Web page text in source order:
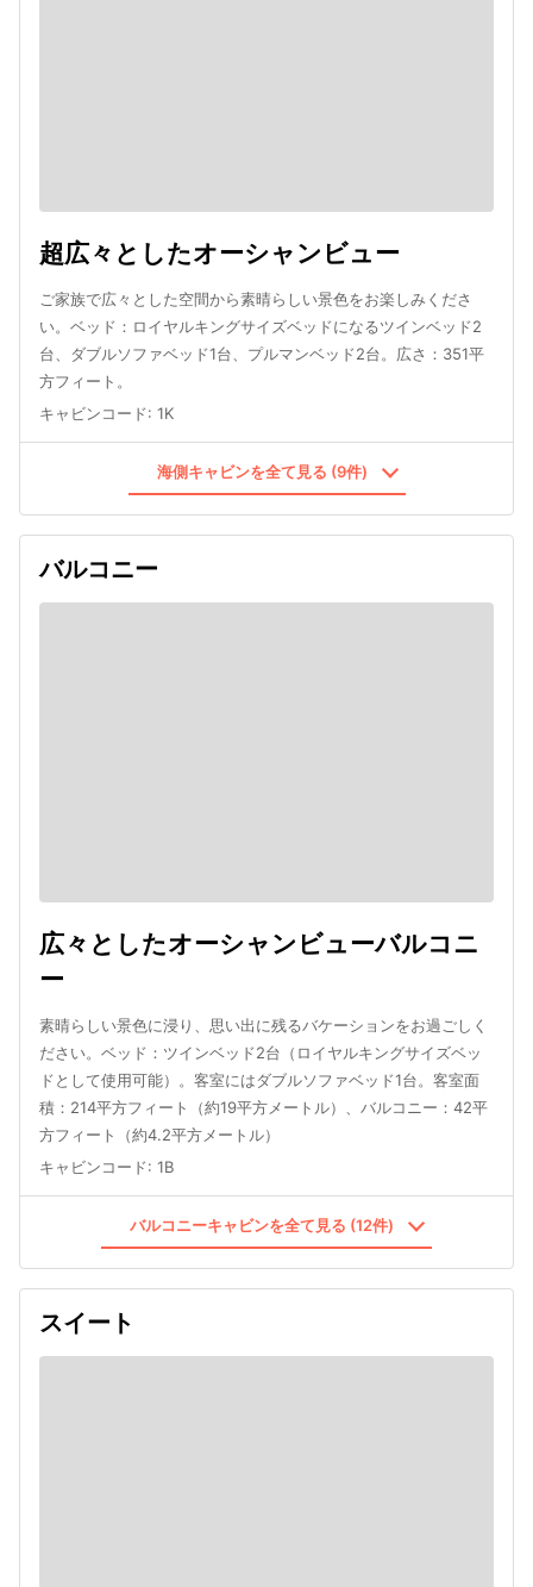
超広々としたオーシャンビュー
ご家族で広々とした空間から素晴らしい景色をお楽しみくださ
い。ベッド：ロイヤルキングサイズベッドになるツインベッド2
台、ダブルソファベッド1台、プルマンベッド2台。広さ：351平
方フィート。
キャビンコード: 1K
海側キャビンを全て見る (9件)
バルコニー
広々としたオーシャンビューバルコニ
ー
素晴らしい景色に浸り、思い出に残るバケーションをお過ごしく
ださい。ベッド：ツインベッド2台（ロイヤルキングサイズベッ
ドとして使用可能）。客室にはダブルソファベッド1台。客室面
積：214平方フィート（約19平方メートル）、バルコニー：42平
方フィート（約4.2平方メートル）
キャビンコード: 1B
バルコニーキャビンを全て見る (12件)
スイート